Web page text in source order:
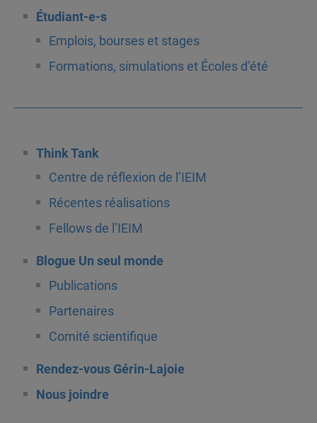
Étudiant-e-s
Emplois, bourses et stages
Formations, simulations et Écoles d’été
Think Tank
Centre de réflexion de l’IEIM
Récentes réalisations
Fellows de l’IEIM
Blogue Un seul monde
Publications
Partenaires
Comité scientifique
Rendez-vous Gérin-Lajoie
Nous joindre